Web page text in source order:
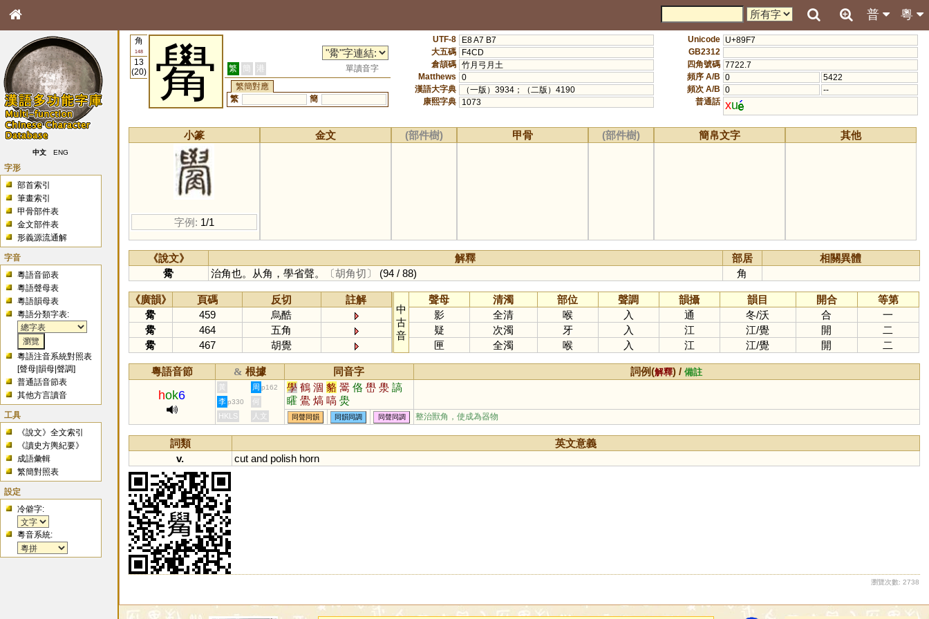
粵
普
中文 ENG
字形
部首索引
筆畫索引
甲骨部件表
金文部件表
形義源流通解
字音
粵語音節表
粵語聲母表
粵語韻母表
粵語分類字表:
粵語注音系統對照表
[聲母 |韻母 |聲調]
普通話音節表
其他方言讀音
工具
《說文》全文索引
《讀史方輿紀要》
成語彙輯
繁簡對照表
設定
冷僻字:
粵音系統:
角
148
13
(20)
觷 繁 簡 港
單讀音字
繁簡對應
繁
簡
UTF-8
E8 A7 B7
大五碼
F4CD
倉頡碼 竹月弓月土
Matthews
0
漢語大字典
（一版）3934；（二版）4190
康熙字典
1073
Unicode U+89F7
GB2312
四角號碼 7722.7
頻序 A/B 0
5422
頻次 A/B 0
--
普通話 xu
小篆
字例: 1/1
金文 (部件樹) 甲骨 (部件樹) 簡帛文字 其他
《說文》 解釋 部居
相關異體
觷
治角也。从角，學省聲。 〔胡角切〕 (94 / 88) 角
《廣韻》 頁碼 反切
註解
觷
459
烏酷
觷
464
五角
觷
467 胡覺
中
古
音
聲母 清濁 部位 聲調 韻攝 韻目 開合
等第
影
全清 喉 入 通 冬/沃 合
一
疑
次濁 牙 入 江 江/覺 開
二
匣
全濁 喉 入 江 江/覺 開 二
粵語音節 & 根據 同音字 詞例(解釋) /備註
hok6
黃 周 p162 學 鶴 涸 貉 翯 佫 嶨 澩 謞
矐 鷽 熇 嗃 燢
李 p330
何
HKLS
人文 同聲同韻 同韻同調 同聲同調 整治獸角，使成為器物
詞類
英文意義
v.
cut and polish horn
瀏覽次數: 2738